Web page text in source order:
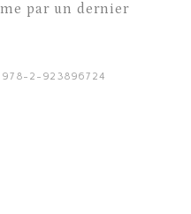
par un dernier
978-2-923896724